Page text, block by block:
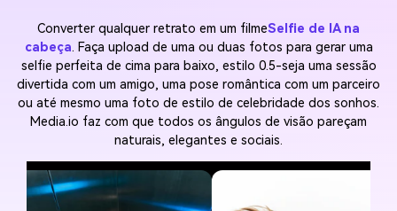
Converter qualquer retrato em um filmeSelfie de IA na
cabeça. Faça upload de uma ou duas fotos para gerar uma
selfie perfeita de cima para baixo, estilo 0.5-seja uma sessão
divertida com um amigo, uma pose romântica com um parceiro
ou até mesmo uma foto de estilo de celebridade dos sonhos.
Media.io faz com que todos os ângulos de visão pareçam
naturais, elegantes e sociais.